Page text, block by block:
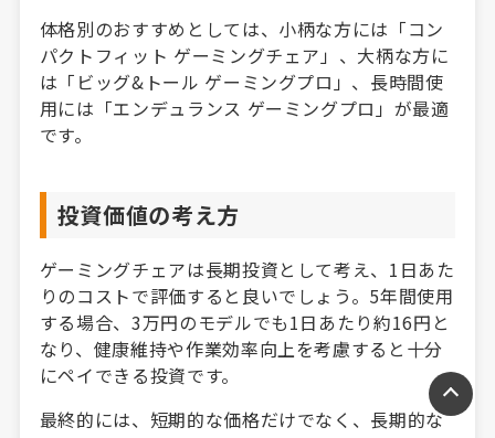
体格別のおすすめとしては、小柄な方には「コン
パクトフィット ゲーミングチェア」、大柄な方に
は「ビッグ&トール ゲーミングプロ」、長時間使
用には「エンデュランス ゲーミングプロ」が最適
です。
投資価値の考え方
ゲーミングチェアは長期投資として考え、1日あた
りのコストで評価すると良いでしょう。5年間使用
する場合、3万円のモデルでも1日あたり約16円と
なり、健康維持や作業効率向上を考慮すると十分
にペイできる投資です。
最終的には、短期的な価格だけでなく、長期的な